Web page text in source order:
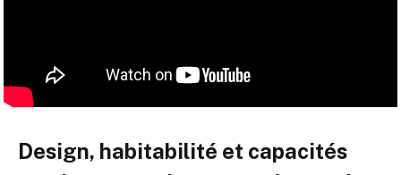
Design, habitabilité et capacités